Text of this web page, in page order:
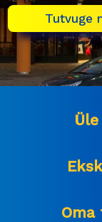
Tutvuge
Oma